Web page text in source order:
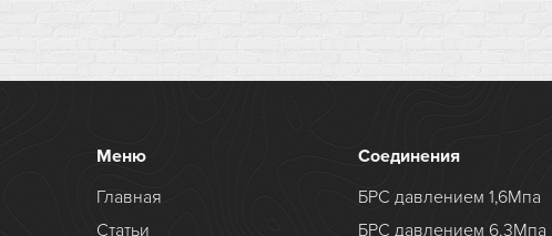
Меню
Главная
Статьи
Соединения
БРС давлением 1,6Мпа
БРС давлением 6,3Мпа